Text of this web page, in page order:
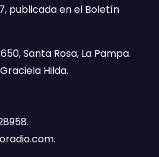
publicada en el Boletín
Santa Rosa, La Pampa.
Hilda.
.